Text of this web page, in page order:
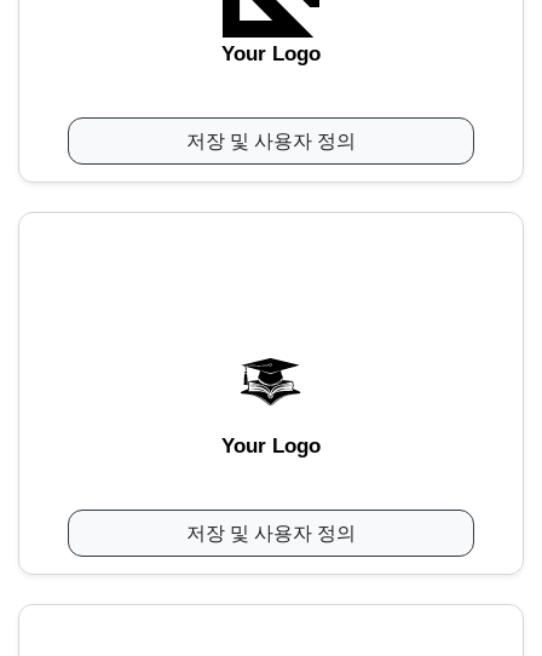
Your Logo
저장 및 사용자 정의
Your Logo
저장 및 사용자 정의